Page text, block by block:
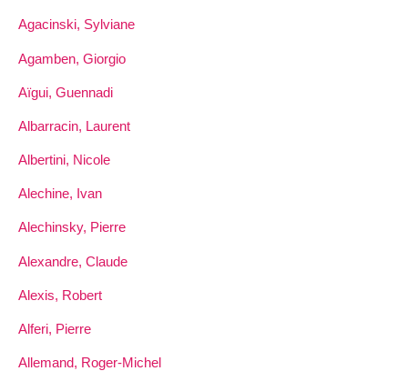
Agacinski, Sylviane
Agamben, Giorgio
Aïgui, Guennadi
Albarracin, Laurent
Albertini, Nicole
Alechine, Ivan
Alechinsky, Pierre
Alexandre, Claude
Alexis, Robert
Alferi, Pierre
Allemand, Roger-Michel